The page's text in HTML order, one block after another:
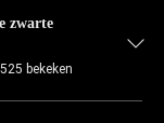
zwarte
525 bekeken